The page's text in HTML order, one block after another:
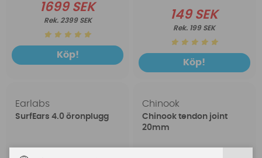
1699 SEK
2399 SEK
Köp!
149 SEK
199 SEK
Köp!
Earlabs
SurfEars 4.0 öronplugg
Chinook
Chinook tendon joint
20mm